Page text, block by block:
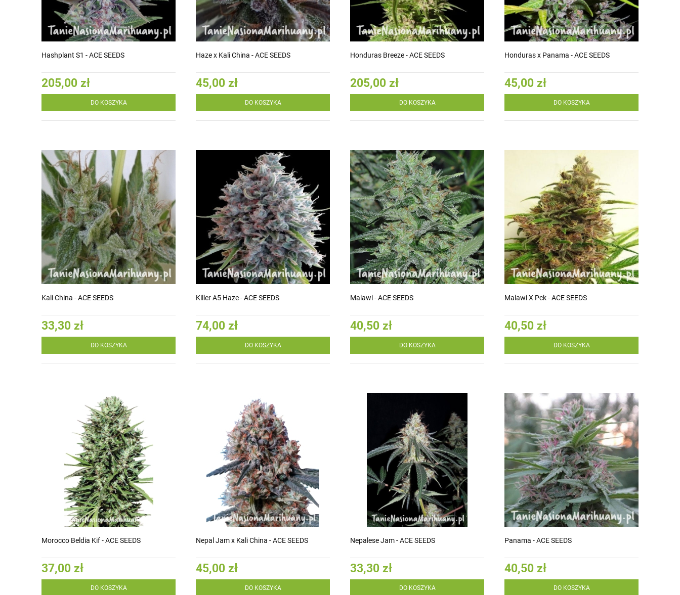
Hashplant S1 - ACE SEEDS
205,00 zł
DO KOSZYKA
Haze x Kali China - ACE SEEDS
45,00 zł
DO KOSZYKA
Honduras Breeze - ACE SEEDS
205,00 zł
DO KOSZYKA
Honduras x Panama - ACE SEEDS
45,00 zł
DO KOSZYKA
Kali China - ACE SEEDS
33,30 zł
DO KOSZYKA
Killer A5 Haze - ACE SEEDS
74,00 zł
DO KOSZYKA
Malawi - ACE SEEDS
40,50 zł
DO KOSZYKA
Malawi X Pck - ACE SEEDS
40,50 zł
DO KOSZYKA
Morocco Beldia Kif - ACE SEEDS
37,00 zł
DO KOSZYKA
Nepal Jam x Kali China - ACE SEEDS
45,00 zł
DO KOSZYKA
Nepalese Jam - ACE SEEDS
33,30 zł
DO KOSZYKA
Panama - ACE SEEDS
40,50 zł
DO KOSZYKA